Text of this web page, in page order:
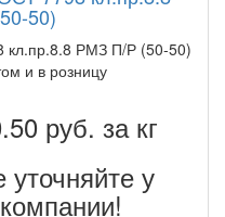
50)
кл.пр.8.8 РМЗ П/Р (50-50)
и в розницу
руб. за кг
у